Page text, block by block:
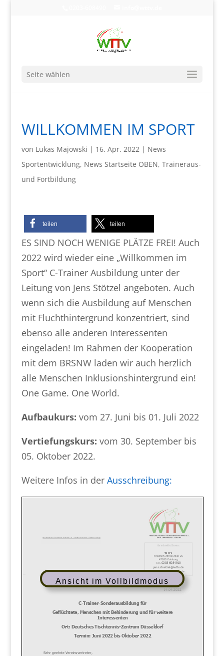
Seite wählen
WILLKOMMEN IM SPORT
von Lukas Majowski | 16. Apr. 2022| News
Sportentwicklung, News Startseite OBEN, Traineraus-
und Fortbildung
teilen teilen
ES SIND NOCH WENIGE PLÄTZE FREI! Auch
2022 wird wieder eine „Willkommen im
Sport“ C-Trainer Ausbildung unter der
Leitung von Jens Stötzel angeboten. Auch
wenn sich die Ausbildung auf Menschen
mit Fluchthintergrund konzentriert, sind
ebenso alle anderen Interessenten
eingeladen! Im Rahmen der Kooperation
mit dem BRSNW laden wir auch herzlich
alle Menschen Inklusionshintergrund ein!
One Game. One World.
Aufbaukurs: vom 27. Juni bis 01. Juli 2022
Vertiefungskurs: vom 30. September bis
05. Oktober 2022.
Weitere Infos in der Ausschreibung:
Ansicht im Vollbildmodus